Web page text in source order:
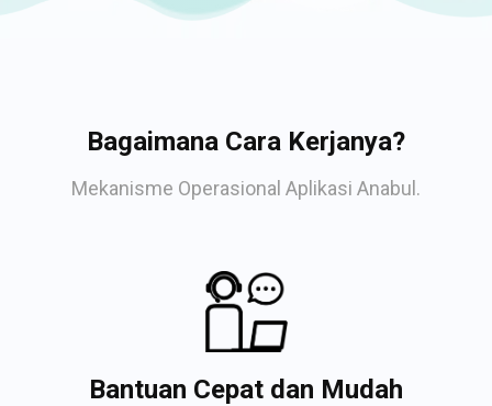
Bagaimana Cara Kerjanya?
Mekanisme Operasional Aplikasi Anabul.
Bantuan Cepat dan Mudah